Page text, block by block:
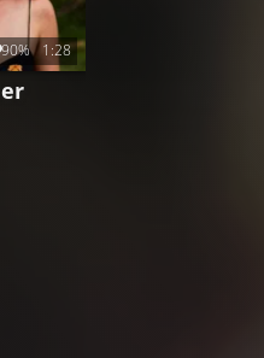
90% 1:28